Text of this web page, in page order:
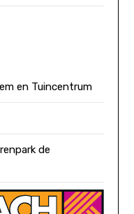
en Tuincentrum
de